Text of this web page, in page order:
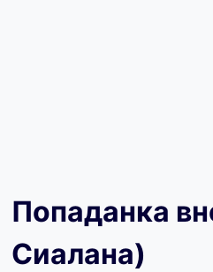
Попаданка
Сиалана)